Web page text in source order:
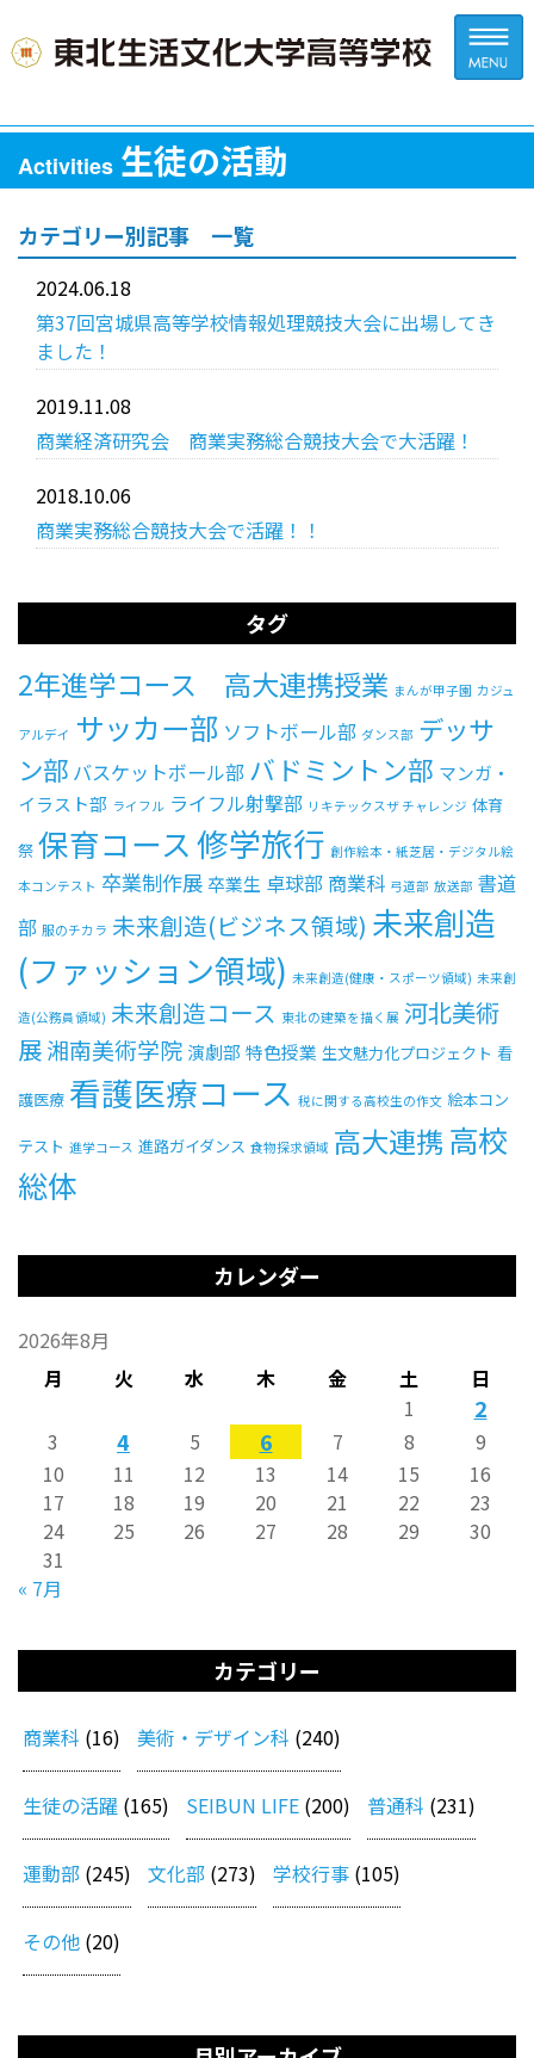
在校生の方へ 保護者の方へ
アクセス お問い合わせ
教員採用情報(PDF) 各種証明書
寄付金のお願い
Activities 生徒の活動
カテゴリー別記事 一覧
2024.06.18
第37回宮城県高等学校情報処理競技大会に出場してき
ました！
2019.11.08
商業経済研究会 商業実務総合競技大会で大活躍！
2018.10.06
商業実務総合競技大会で活躍！！
タグ
2年進学コース 高大連携授業 まんが甲子園 カジュ
アルデイ サッカー部 ソフトボール部 ダンス部 デッサ
ン部 バスケットボール部 バドミントン部 マンガ・
イラスト部 ライフル ライフル射撃部 リキテックスザ チャレンジ 体育
祭 保育コース修学旅行 創作絵本・紙芝居・デジタル絵
本コンテスト 卒業制作展卒業生 卓球部 商業科 弓道部 放送部 書道
部 服のチカラ 未来創造(ビジネス領域) 未来創造
(ファッション領域) 未来創造(健康・スポーツ領域) 未来創
造(公務員領域) 未来創造コース 東北の建築を描く展 河北美術
展湘南美術学院 演劇部 特色授業 生文魅力化プロジェクト 看
護医療 看護医療コース 税に関する高校生の作文 絵本コン
テスト 進学コース 進路ガイダンス 食物探求領域 高大連携 高校
総体
カレンダー
2026年8月
月
火 水 木 金 土 日
« 7月
1 2
3 4 5 6 7 8
9
10
11 12 13 14 15
16
17
18 19 20 21 22
23
24
25 26 27 28 29
30
31
カテゴリー
商業科 (16) 美術・デザイン科 (240)
生徒の活躍 (165) SEIBUN LIFE (200) 普通科 (231)
運動部 (245) 文化部 (273) 学校行事 (105)
その他 (20)